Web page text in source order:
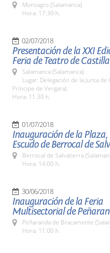
Monsagro (Salamanca)
Hora: 17:30 h.
02/07/2018
Presentación de la XXI
Feria de Teatro de
Salamanca (Salamanca)
Lugar: Delegación de la Junta de
Príncipe de Vergara)
Hora: 11.30 h.
01/07/2018
Inauguración de la Plaza,
Escudo de Berrocal de
Berrocal de Salvatierra
Hora: 14:00 h.
30/06/2018
Inauguración de la Feria
Multisectorial de
Peñaranda de Bracamonte
Hora: 11:00 h.